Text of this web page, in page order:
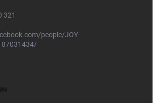
321
people/JOY-